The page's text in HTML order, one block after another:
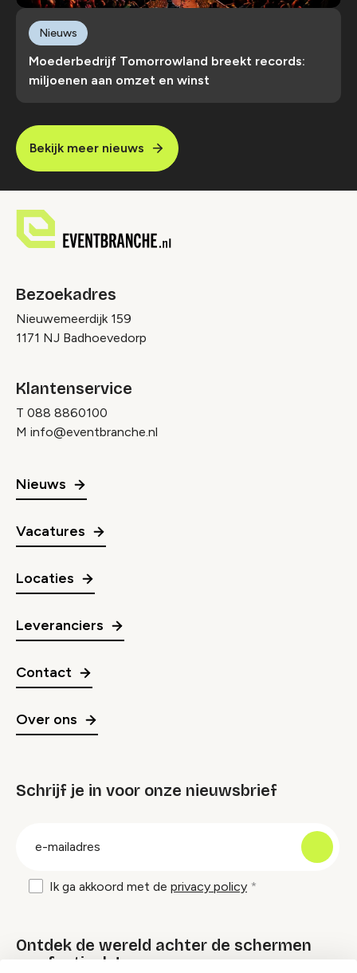
Moederbedrijf Tomorrowland breekt records:
miljoenen aan omzet en winst
Nieuws
Bekijk meer nieuws
Bezoekadres
Nieuwemeerdijk 159
1171 NJ Badhoevedorp
Klantenservice
T 088 8860100
M info@eventbranche.nl
Nieuws
Vacatures
Locaties
Leveranciers
Contact
Over ons
Schrijf je in voor onze nieuwsbrief
Ik ga akkoord met de privacy policy
Ontdek de wereld achter de schermen
van festivals!